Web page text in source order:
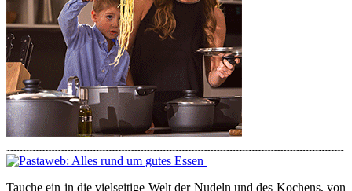
Tauche ein in die vielseitige Welt der Nudeln und des Kochens, von